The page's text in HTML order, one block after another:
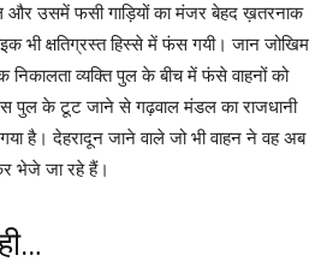
और उसमें फसी गाड़ियों का मंजर बेहद ख़तरनाक
भी क्षतिग्रस्त हिस्से में फंस गयी। जान जोखिम
व्यक्ति पुल के बीच में फंसे वाहनों को
पुल के टूट जाने से गढ़वाल मंडल का राजधानी
है। देहरादून जाने वाले जो भी वाहन ने वह अब
भेजे जा रहे हैं।